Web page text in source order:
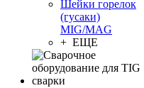
Шейки горелок
(гусаки)
MIG/MAG
+ ЕЩЕ